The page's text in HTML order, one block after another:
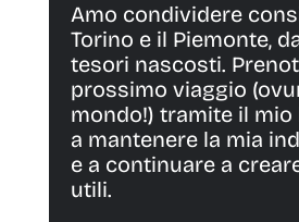
Amo condividere
Torino e il Piemonte,
tesori nascosti.
prossimo viaggio
mondo!) tramite il mio
a mantenere la mia
e a continuare a
utili.